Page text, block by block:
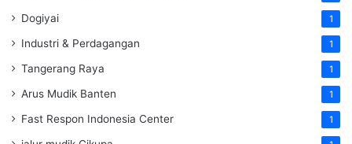
Dogiyai 1
Industri & Perdagangan 1
Tangerang Raya 1
Arus Mudik Banten 1
Fast Respon Indonesia Center 1